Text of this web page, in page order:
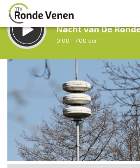
LUISTER LIVE:
Nacht van De
0.00 - 7.00 uur
STRAKS:
Ochtendronde
uur 1 van 0